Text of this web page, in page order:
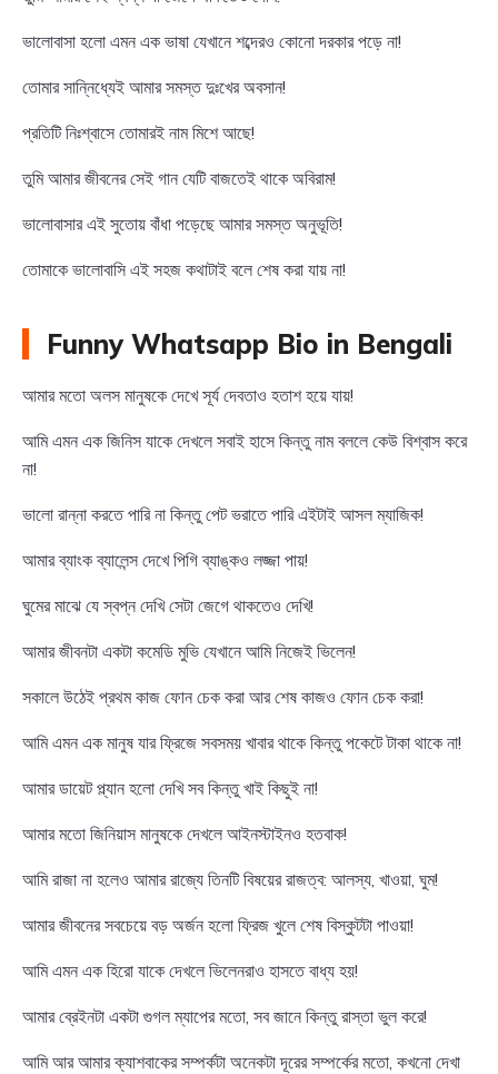
ভালোবাসা হলো এমন এক ভাষা যেখানে শব্দেরও কোনো দরকার পড়ে না!
তোমার সান্নিধ্যেই আমার সমস্ত দুঃখের অবসান!
প্রতিটি নিঃশ্বাসে তোমারই নাম মিশে আছে!
তুমি আমার জীবনের সেই গান যেটি বাজতেই থাকে অবিরাম!
ভালোবাসার এই সুতোয় বাঁধা পড়েছে আমার সমস্ত অনুভূতি!
তোমাকে ভালোবাসি এই সহজ কথাটাই বলে শেষ করা যায় না!
Funny Whatsapp Bio in Bengali
আমার মতো অলস মানুষকে দেখে সূর্য দেবতাও হতাশ হয়ে যায়!
আমি এমন এক জিনিস যাকে দেখলে সবাই হাসে কিন্তু নাম বললে কেউ বিশ্বাস করে
না!
ভালো রান্না করতে পারি না কিন্তু পেট ভরাতে পারি এইটাই আসল ম্যাজিক!
আমার ব্যাংক ব্যালেন্স দেখে পিগি ব্যাঙ্কও লজ্জা পায়!
ঘুমের মাঝে যে স্বপ্ন দেখি সেটা জেগে থাকতেও দেখি!
আমার জীবনটা একটা কমেডি মুভি যেখানে আমি নিজেই ভিলেন!
সকালে উঠেই প্রথম কাজ ফোন চেক করা আর শেষ কাজও ফোন চেক করা!
আমি এমন এক মানুষ যার ফ্রিজে সবসময় খাবার থাকে কিন্তু পকেটে টাকা থাকে না!
আমার ডায়েট প্ল্যান হলো দেখি সব কিন্তু খাই কিছুই না!
আমার মতো জিনিয়াস মানুষকে দেখলে আইনস্টাইনও হতবাক!
আমি রাজা না হলেও আমার রাজ্যে তিনটি বিষয়ের রাজত্ব: আলস্য, খাওয়া, ঘুম!
আমার জীবনের সবচেয়ে বড় অর্জন হলো ফ্রিজ খুলে শেষ বিস্কুটটা পাওয়া!
আমি এমন এক হিরো যাকে দেখলে ভিলেনরাও হাসতে বাধ্য হয়!
আমার ব্রেইনটা একটা গুগল ম্যাপের মতো, সব জানে কিন্তু রাস্তা ভুল করে!
আমি আর আমার ক্যাশবাকের সম্পর্কটা অনেকটা দূরের সম্পর্কের মতো, কখনো দেখা